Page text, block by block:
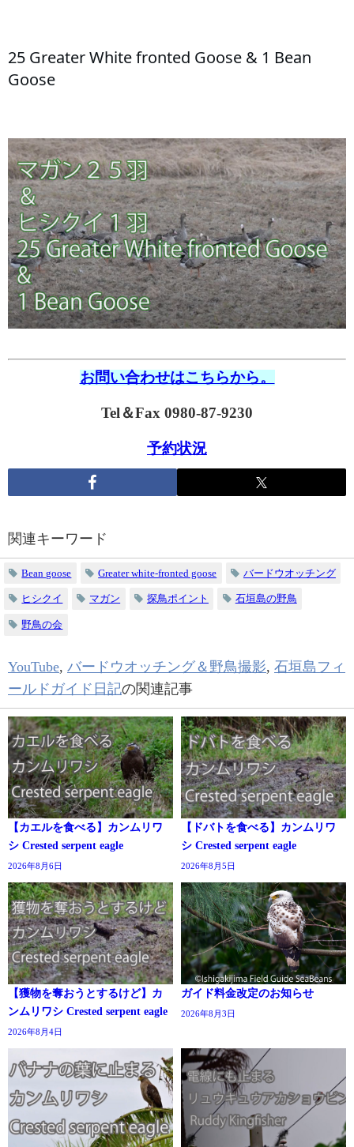
25 Greater White fronted Goose & 1 Bean
Goose
お問い合わせはこちらから。
Tel＆Fax 0980-87-9230
予約状況
関連キーワード
Bean goose Greater white-fronted goose バードウオッチング
ヒシクイ マガン 探鳥ポイント 石垣島の野鳥
野鳥の会
YouTube, バードウオッチング＆野鳥撮影, 石垣島フィ
ールドガイド日記の関連記事
【カエルを食べる】カンムリワ
シ Crested serpent eagle
2026年8月6日
【ドバトを食べる】カンムリワ
シ Crested serpent eagle
2026年8月5日
【獲物を奪おうとするけど】カ
ンムリワシ Crested serpent eagle
2026年8月4日
ガイド料金改定のお知らせ
2026年8月3日